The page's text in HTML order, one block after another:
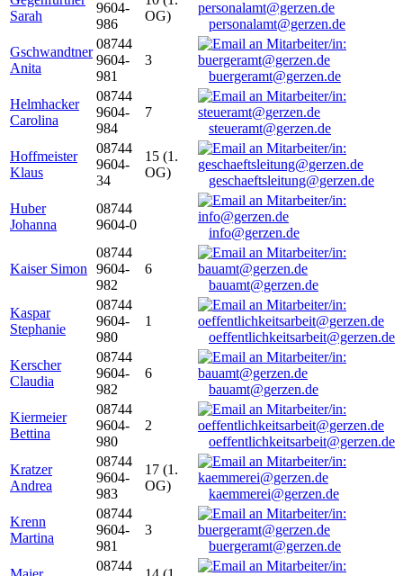
Sarah
9604-
986
OG)
personalamt@gerzen.de
Gschwandtner
Anita
08744
9604-
981
3
buergeramt@gerzen.de
Helmhacker
Carolina
08744
9604-
984
7
steueramt@gerzen.de
Hoffmeister
Klaus
08744
9604-
34
15 (1.
OG)
geschaeftsleitung@gerzen.de
Huber
Johanna
08744
9604-0
info@gerzen.de
Kaiser Simon
08744
9604-
982
6
bauamt@gerzen.de
Kaspar
Stephanie
08744
9604-
980
1
oeffentlichkeitsarbeit@gerzen.de
Kerscher
Claudia
08744
9604-
982
6
bauamt@gerzen.de
Kiermeier
Bettina
08744
9604-
980
2
oeffentlichkeitsarbeit@gerzen.de
Kratzer
Andrea
08744
9604-
983
17 (1.
OG)
kaemmerei@gerzen.de
Krenn
Martina
08744
9604-
981
3
buergeramt@gerzen.de
08744